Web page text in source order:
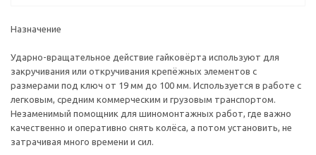
Назначение
Ударно-вращательное действие гайковёрта используют для
закручивания или откручивания крепёжных элементов с
размерами под ключ от 19 мм до 100 мм. Используется в работе с
легковым, средним коммерческим и грузовым транспортом.
Незаменимый помощник для шиномонтажных работ, где важно
качественно и оперативно снять колёса, а потом установить, не
затрачивая много времени и сил.